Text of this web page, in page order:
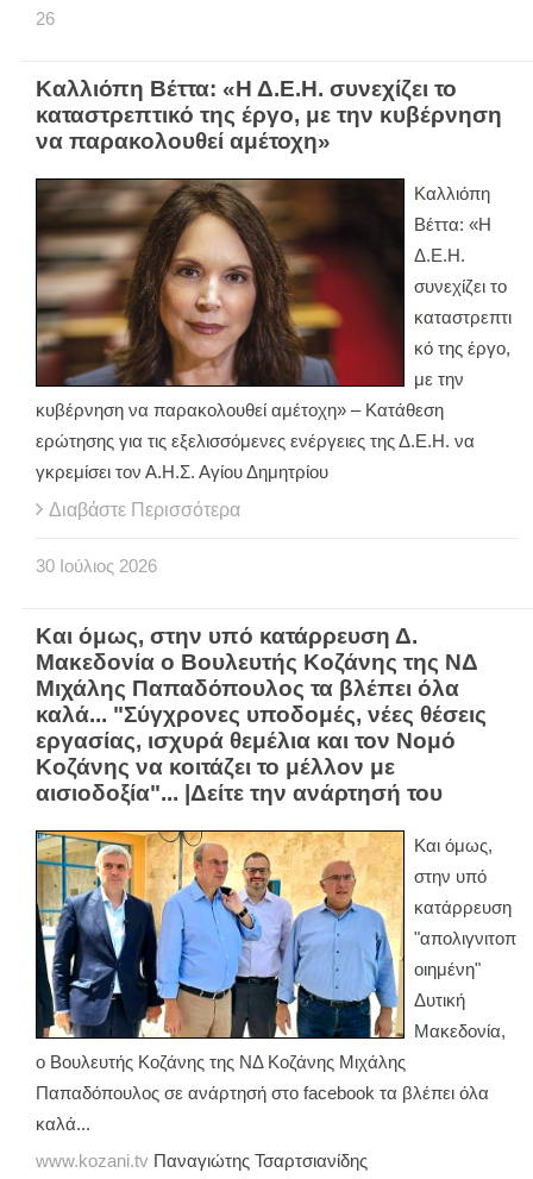
26
Καλλιόπη Βέττα: «Η Δ.Ε.Η. συνεχίζει το
καταστρεπτικό της έργο, με την κυβέρνηση
να παρακολουθεί αμέτοχη»
Καλλιόπη
Βέττα: «Η
Δ.Ε.Η.
συνεχίζει το
καταστρεπτι
κό της έργο,
με την
κυβέρνηση να παρακολουθεί αμέτοχη» – Κατάθεση
ερώτησης για τις εξελισσόμενες ενέργειες της Δ.Ε.Η. να
γκρεμίσει τον Α.Η.Σ. Αγίου Δημητρίου
Διαβάστε Περισσότερα
30 Ιούλιος 2026
Και όμως, στην υπό κατάρρευση Δ.
Μακεδονία ο Βουλευτής Κοζάνης της ΝΔ
Μιχάλης Παπαδόπουλος τα βλέπει όλα
καλά... "Σύγχρονες υποδομές, νέες θέσεις
εργασίας, ισχυρά θεμέλια και τον Νομό
Κοζάνης να κοιτάζει το μέλλον με
αισιοδοξία"... |Δείτε την ανάρτησή του
Και όμως,
στην υπό
κατάρρευση
"απολιγνιτοπ
οιημένη"
Δυτική
Μακεδονία,
ο Βουλευτής Κοζάνης της ΝΔ Κοζάνης Μιχάλης
Παπαδόπουλος σε ανάρτησή στο facebook τα βλέπει όλα
καλά...
www.kozani.tv Παναγιώτης Τσαρτσιανίδης